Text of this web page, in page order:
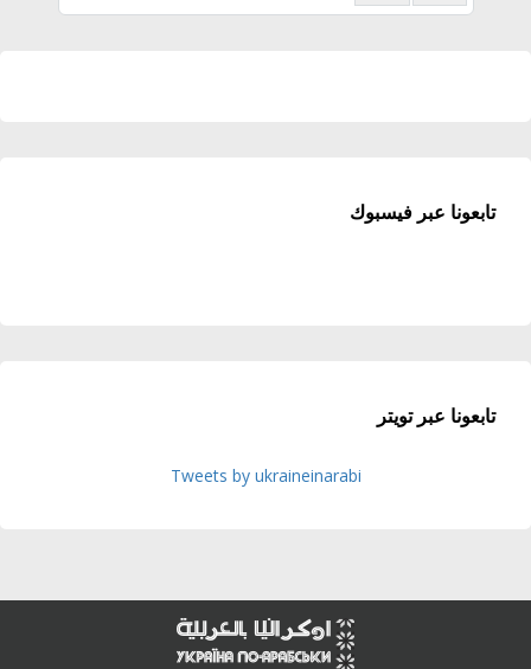
تابعونا عبر فيسبوك
تابعونا عبر تويتر
Tweets by ukraineinarabi